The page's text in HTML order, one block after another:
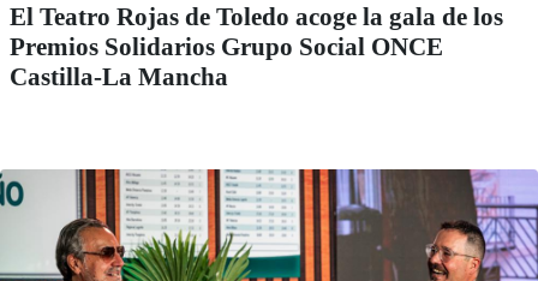
El Teatro Rojas de Toledo acoge la gala de los
Premios Solidarios Grupo Social ONCE
Castilla-La Mancha